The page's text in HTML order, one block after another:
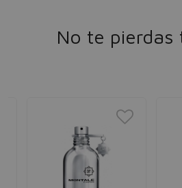
No te pierdas